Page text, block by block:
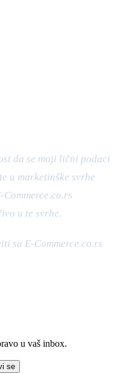
da se moji lični podaci
u marketinške svrhe
u te svrhe.
sa E-Commerce.co.rs
u vaš inbox.
se